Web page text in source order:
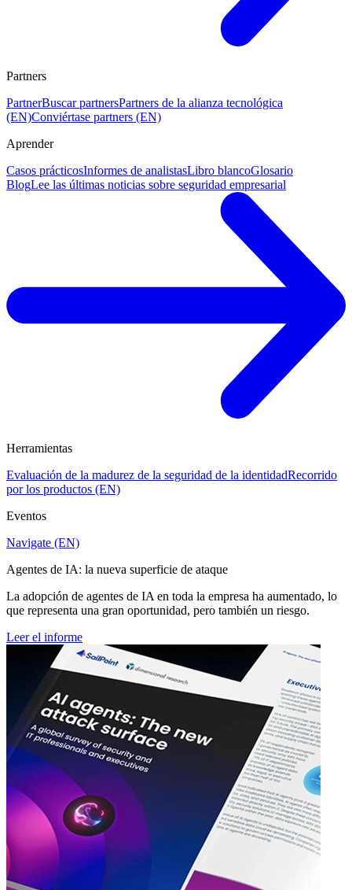
Partners
PartnerBuscar partnersPartners de la alianza tecnológica
(EN)Conviértase partners (EN)
Aprender
Casos prácticosInformes de analistasLibro blancoGlosario
BlogLee las últimas noticias sobre seguridad empresarial
Herramientas
Evaluación de la madurez de la seguridad de la identidadRecorrido
por los productos (EN)
Eventos
Navigate (EN)
Agentes de IA: la nueva superficie de ataque
La adopción de agentes de IA en toda la empresa ha aumentado, lo
que representa una gran oportunidad, pero también un riesgo.
Leer el informe